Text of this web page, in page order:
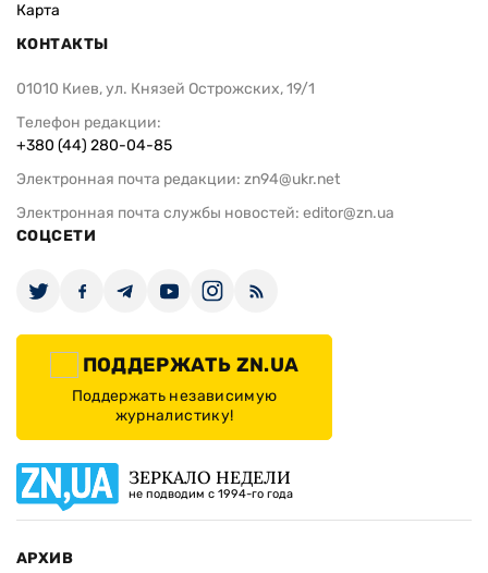
Карта
КОНТАКТЫ
01010 Киев, ул. Князей Острожских, 19/1
Телефон редакции:
+380 (44) 280-04-85
Электронная почта редакции: zn94@ukr.net
Электронная почта службы новостей: editor@zn.ua
СОЦСЕТИ
ПОДДЕРЖАТЬ ZN.UA
Поддержать независимую
журналистику!
ЗЕРКАЛО НЕДЕЛИ
не подводим с 1994-го года
АРХИВ